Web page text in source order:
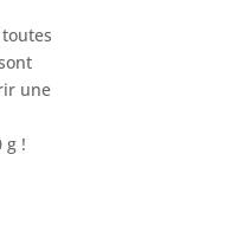
une
g !